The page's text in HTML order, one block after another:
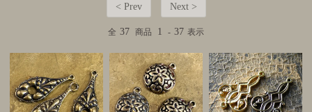
< Prev Next >
全 37 商品 1 - 37 表示